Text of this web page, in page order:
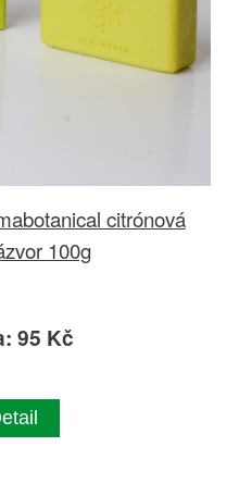
citrónová
100g
95 Kč